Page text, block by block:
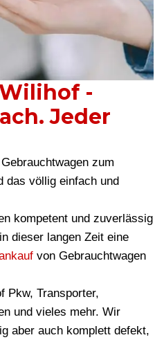
-
Jeder
zum
das völlig einfach und
kompetent und zuverlässig
dieser langen Zeit eine
von Gebrauchtwagen
Pkw, Transporter,
und vieles mehr. Wir
aber auch komplett defekt,